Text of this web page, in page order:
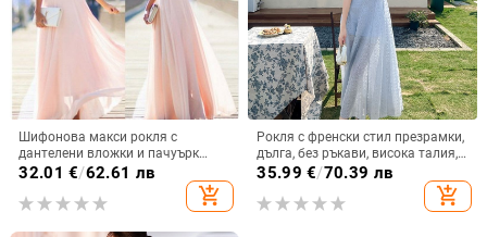
Шифонова макси рокля с
дантелени вложки и пачуърк
детайл, А-образна силуета,
кръгло деколте, висока талия
32.01 €/62.61 лв
add_shopping_cart
Рокля с френски стил презрамки,
дълга, без ръкави, висока талия,
квадратно деколте
35.99 €/70.39 лв
add_shopping_cart